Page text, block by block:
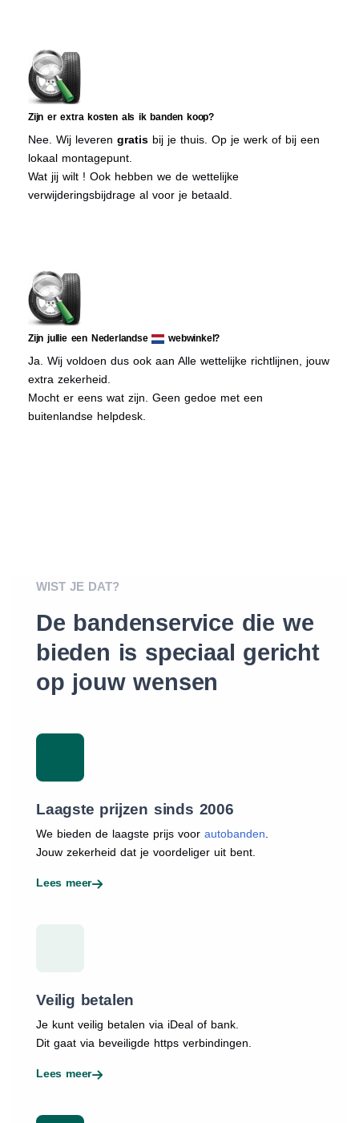
Zijn er extra kosten als ik banden koop?
Nee. Wij leveren gratis bij je thuis. Op je werk of bij een
lokaal montagepunt.
Wat jij wilt ! Ook hebben we de wettelijke
verwijderingsbijdrage al voor je betaald.
Zijn jullie een Nederlandse webwinkel?
Ja. Wij voldoen dus ook aan Alle wettelijke richtlijnen, jouw
extra zekerheid.
Mocht er eens wat zijn. Geen gedoe met een
buitenlandse helpdesk.
WIST JE DAT?
De bandenservice die we
bieden is speciaal gericht
op jouw wensen
Laagste prijzen sinds 2006
We bieden de laagste prijs voor autobanden
Jouw zekerheid dat je voordeliger uit bent.
Lees meer
Veilig betalen
Je kunt veilig betalen via iDeal of bank.
Dit gaat via beveiligde https verbindingen.
Lees meer